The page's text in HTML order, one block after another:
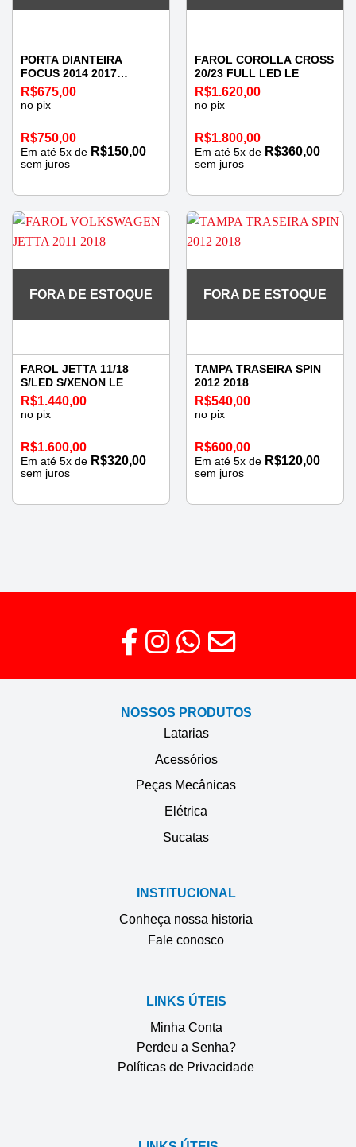
PORTA DIANTEIRA
FOCUS 2014 2017
ESQUERDA
R$675,00
no pix
R$750,00
Em até 5x de R$150,00
sem juros
FAROL COROLLA CROSS
20/23 FULL LED LE
R$1.620,00
no pix
R$1.800,00
Em até 5x de R$360,00
sem juros
FORA DE ESTOQUE
FAROL JETTA 11/18
S/LED S/XENON LE
R$1.440,00
no pix
R$1.600,00
Em até 5x de R$320,00
sem juros
FORA DE ESTOQUE
TAMPA TRASEIRA SPIN
2012 2018
R$540,00
no pix
R$600,00
Em até 5x de R$120,00
sem juros
NOSSOS PRODUTOS
Latarias
Acessórios
Peças Mecânicas
Elétrica
Sucatas
INSTITUCIONAL
Conheça nossa historia
Fale conosco
LINKS ÚTEIS
Minha Conta
Perdeu a Senha?
Políticas de Privacidade